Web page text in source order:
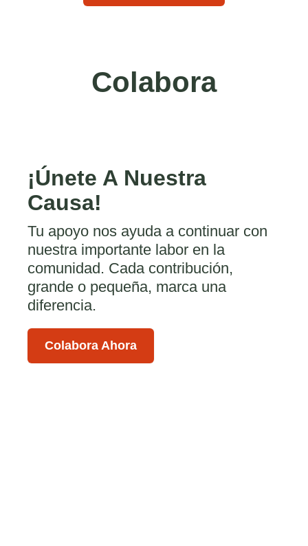
Colabora
¡Únete A Nuestra
Causa!
Tu apoyo nos ayuda a continuar con
nuestra importante labor en la
comunidad. Cada contribución,
grande o pequeña, marca una
diferencia.
Colabora Ahora